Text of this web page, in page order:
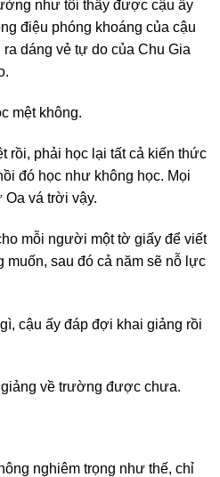
như tôi thấy được cậu ấy
điệu phóng khoáng của cậu
dáng vẻ tự do của Chu Gia
mệt không.
rồi, phải học lại tất cả kiến thức
đó học như không học. Mọi
vá trời vậy.
mỗi người một tờ giấy để viết
sau đó cả năm sẽ nỗ lực
cậu ấy đáp đợi khai giảng rồi
về trường được chưa.
nghiêm trọng như thế, chỉ